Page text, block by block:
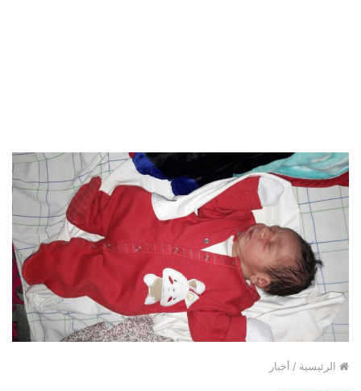
الرئيسية / أخبار